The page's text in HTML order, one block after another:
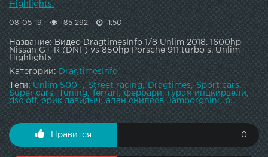
Highlights.
08-05-19 85 292 1:50
Название: Видео DragtimesInfo 1/8 Unlim 2018. 1600hp
Nissan GT-R (DNF) vs 850hp Porsche 911 turbo s. Unlim
Highlights.
Категории:DragtimesInfo
Теги: Unlim 500+ Street racing Dragtimes
Sport cars
Super cars
Tuning ferrari феррари
гурам инцкирвели
dsc off
эрик давидыч алан енилеев lamborghini p...
Нравится 0